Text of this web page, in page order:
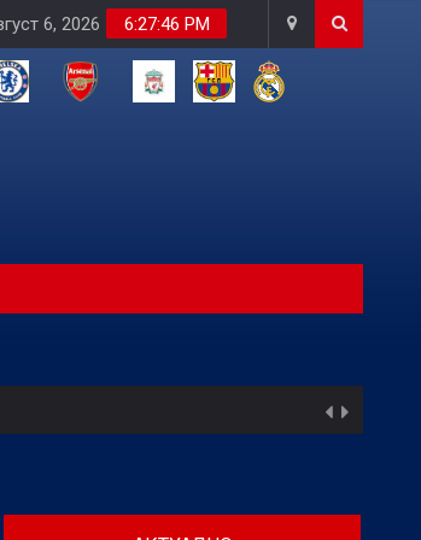
6:27:48 PM
6, 2026